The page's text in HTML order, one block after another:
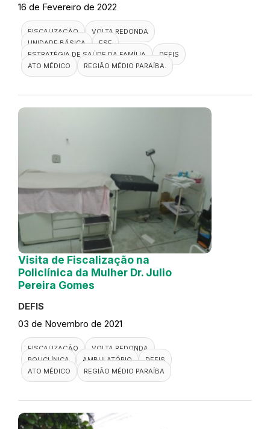
16 de Fevereiro de 2022
FISCALIZAÇÃO
VOLTA REDONDA
UNIDADE BÁSICA
ESF
ESTRATÉGIA DE SAÚDE DA FAMÍLIA
DEFIS
ATO MÉDICO
REGIÃO MÉDIO PARAÍBA.
Visita de Fiscalização na
Policlínica da Mulher Dr. Julio
Pereira Gomes
DEFIS
03 de Novembro de 2021
FISCALIZAÇÃO
VOLTA REDONDA
POLICLÍNICA
AMBULATÓRIO
DEFIS
ATO MÉDICO
REGIÃO MÉDIO PARAÍBA